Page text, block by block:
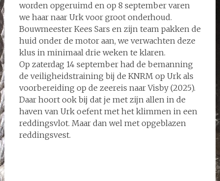
worden opgeruimd en op 8 september varen
we haar naar Urk voor groot onderhoud.
Bouwmeester Kees Sars en zijn team pakken de
huid onder de motor aan, we verwachten deze
klus in minimaal drie weken te klaren.
Op zaterdag 14 september had de bemanning
de veiligheidstraining bij de KNRM op Urk als
voorbereiding op de zeereis naar Visby (2025).
Daar hoort ook bij dat je met zijn allen in de
haven van Urk oefent met het klimmen in een
reddingsvlot. Maar dan wel met opgeblazen
reddingsvest.